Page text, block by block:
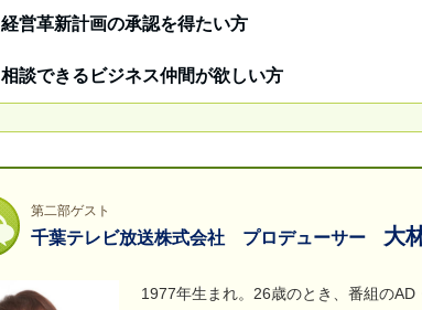
経営革新計画の承認を得たい方
相談できるビジネス仲間が欲しい方
第二部ゲスト
千葉テレビ放送株式会社 プロデューサー 大
1977年生まれ。26歳のとき、番組の